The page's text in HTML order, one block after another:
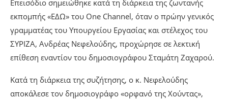
Επεισόδιο σημειώθηκε κατά τη διάρκεια της ζωντανής
εκπομπής «ΕΔΩ» του One Channel, όταν ο πρώην γενικός
γραμματέας του Υπουργείου Εργασίας και στέλεχος του
ΣΥΡΙΖΑ, Ανδρέας Νεφελούδης, προχώρησε σε λεκτική
επίθεση εναντίον του δημοσιογράφου Σταμάτη Ζαχαρού.
Κατά τη διάρκεια της συζήτησης, ο κ. Νεφελούδης
αποκάλεσε τον δημοσιογράφο «ορφανό της Χούντας»,